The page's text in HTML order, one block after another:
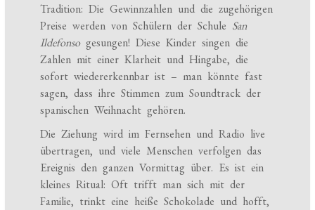
Tradition: Die Gewinnzahlen und die zugehörigen
Preise werden von Schülern der Schule San
Ildefonsogesungen! Diese Kinder singen die
Zahlen mit einer Klarheit und Hingabe, die
sofort wiedererkennbar ist – man könnte fast
sagen, dass ihre Stimmen zum Soundtrack der
spanischen Weihnacht gehören.
Die Ziehung wird im Fernsehen und Radio live
übertragen, und viele Menschen verfolgen das
Ereignis den ganzen Vormittag über. Es ist ein
kleines Ritual: Oft trifft man sich mit der
Familie, trinkt eine heiße Schokolade und hofft,